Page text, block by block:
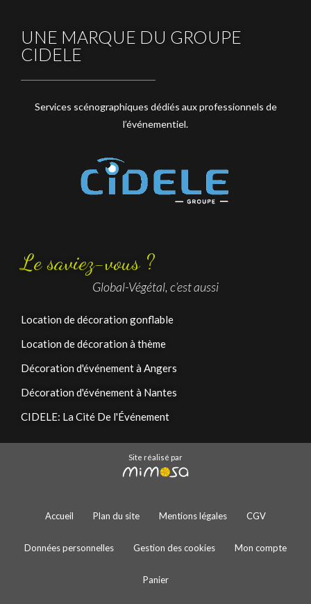
UNE MARQUE DU GROUPE
CIDELE
Services scénographiques dédiés aux professionnels de
l’événementiel.
Le saviez-vous ?
Global-Végétal, c’est aussi
Location de décoration gonflable
Location de décoration à thème
Décoration d'événement à Angers
Décoration d'événement à Nantes
CIDELE: La Cité De l'Événement
Site réalisé par
Accueil Plan du site Mentions légales CGV
Données personnelles Gestion des cookies Mon compte
Panier